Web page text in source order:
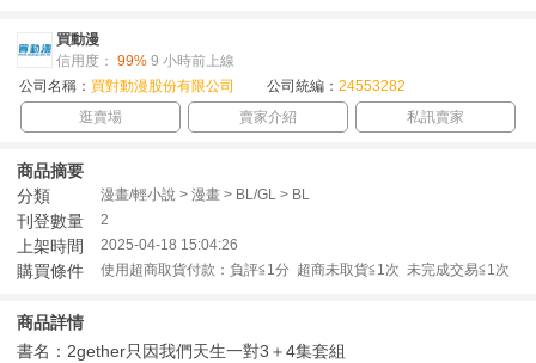
買動漫
信用度： 99% 9 小時前上線
公司名稱： 買對動漫股份有限公司 公司統編： 24553282
逛賣場
賣家介紹 私訊賣家
商品摘要
分類
漫畫/輕小說 > 漫畫 > BL/GL > BL
刊登數量 2
上架時間 2025-04-18 15:04:26
購買條件 使用超商取貨付款：負評≦1分 超商未取貨≦1次 未完成交易≦1次
商品詳情
書名：2gether只因我們天生一對3＋4集套組